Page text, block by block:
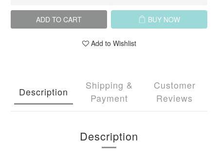
ADD TO CART BUY NOW
Add to Wishlist
Description
Shipping &
Payment
Customer
Reviews
Description